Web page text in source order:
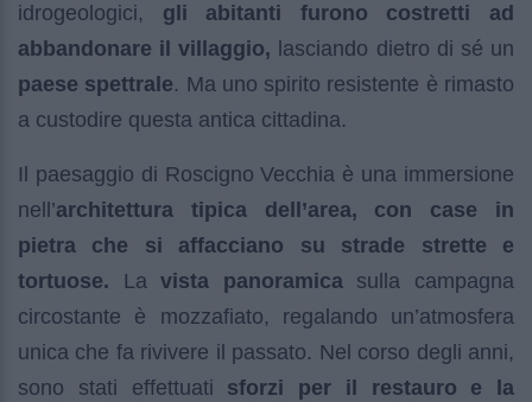
idrogeologici, gli abitanti furono costretti ad
abbandonare il villaggio, lasciando dietro di sé un
paese spettrale. Ma uno spirito resistente è rimasto
a custodire questa antica cittadina.
Il paesaggio di Roscigno Vecchia è una immersione
nell’architettura tipica dell’area, con case in
pietra che si affacciano su strade strette e
tortuose. Lavista panoramicasulla campagna
circostante è mozzafiato, regalando un’atmosfera
unica che fa rivivere il passato. Nel corso degli anni,
sono stati effettuati sforzi per il restauro e la